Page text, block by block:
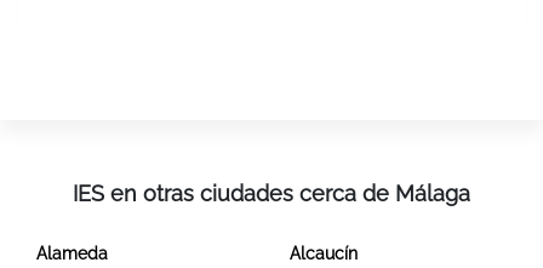
IES en otras ciudades cerca de Málaga
Alameda
Alcaucín